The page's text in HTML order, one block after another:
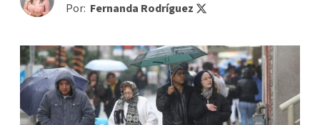
Por: Fernanda Rodríguez